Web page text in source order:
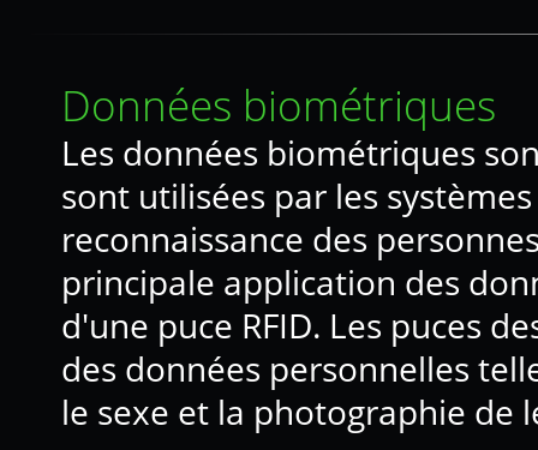
Données biométriques
Les données biométriques
sont utilisées par les
reconnaissance des
principale application des
d'une puce RFID. Les puces
des données personnelles
le sexe et la photographie de